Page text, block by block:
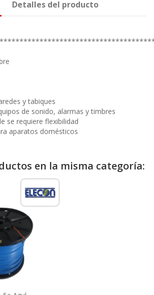
Detalles del producto
y tabiques
de sonido, alarmas y timbres
se requiere flexibilidad
aparatos domésticos
en la misma categoría: